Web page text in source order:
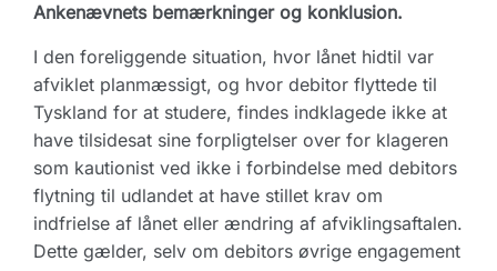
Ankenævnets bemærkninger og konklusion.
I den foreliggende situation, hvor lånet hidtil var
afviklet planmæssigt, og hvor debitor flyttede til
Tyskland for at studere, findes indklagede ikke at
have tilsidesat sine forpligtelser over for klageren
som kautionist ved ikke i forbindelse med debitors
flytning til udlandet at have stillet krav om
indfrielse af lånet eller ændring af afviklingsaftalen.
Dette gælder, selv om debitors øvrige engagement